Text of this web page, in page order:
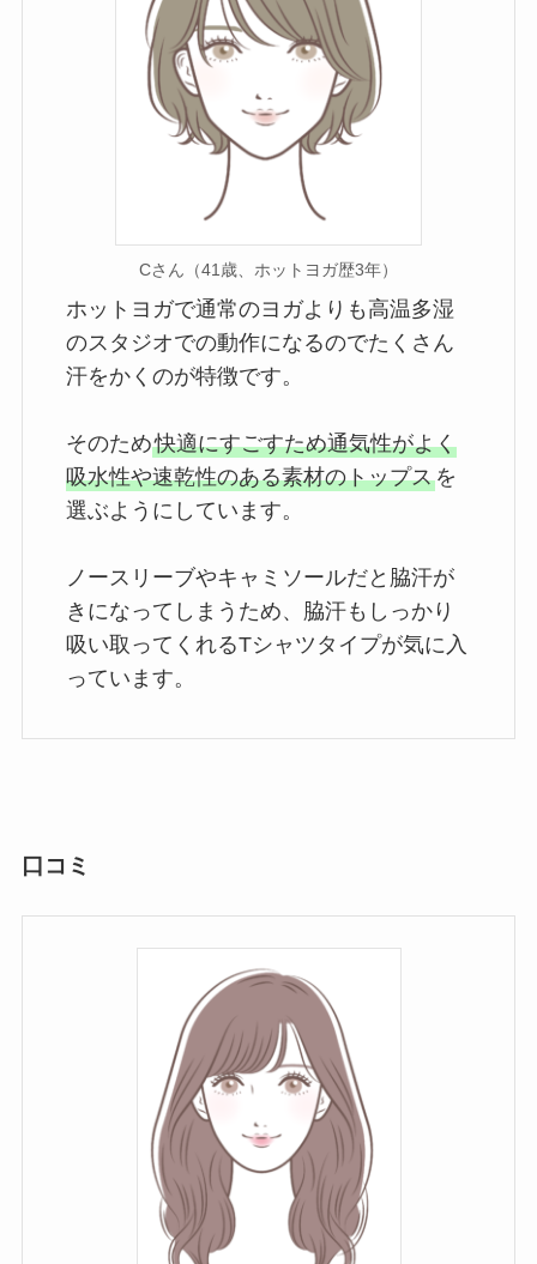
Cさん（41歳、ホットヨガ歴3年）
ホットヨガで通常のヨガよりも高温多湿
のスタジオでの動作になるのでたくさん
汗をかくのが特徴です。
そのため快適にすごすため通気性がよく
吸水性や速乾性のある素材のトップスを
選ぶようにしています。
ノースリーブやキャミソールだと脇汗が
きになってしまうため、脇汗もしっかり
吸い取ってくれるTシャツタイプが気に入
っています。
口コミ